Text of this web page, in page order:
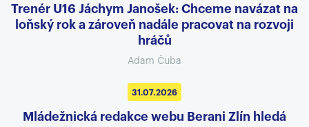
Trenér U16 Jáchym Janošek: Chceme navázat na
loňský rok a zároveň nadále pracovat na rozvoji
hráčů
Adam Čuba
31.07.2026
Mládežnická redakce webu Berani Zlín hledá